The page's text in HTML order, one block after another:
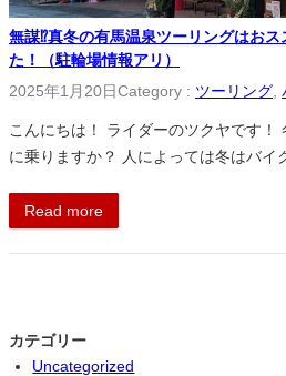
無謀⁉真冬の有馬温泉ツーリングはお
た！（駐輪場情報アリ）
2025年1月20日Category : ツーリング
こんにちは！ ライダーのツクヤです！
に乗りますか？ 人によっては冬はバイ
Read more
カテゴリー
Uncategorized